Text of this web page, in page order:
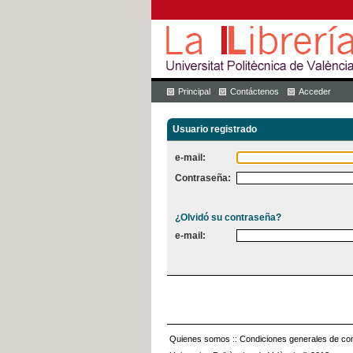
Principal Contáctenos Acceder
Usuario registrado
e-mail:
Contraseña:
¿Olvidó su contraseña?
e-mail:
Quienes somos :: Condiciones generales de